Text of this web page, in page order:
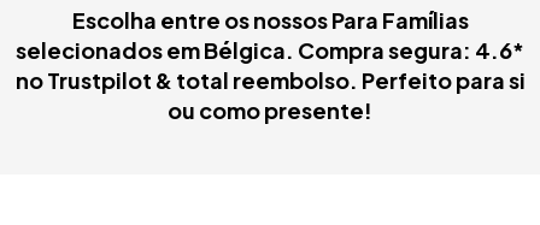
Escolha entre os nossos Para Famílias
selecionados em Bélgica. Compra segura: 4.6*
no Trustpilot & total reembolso. Perfeito para si
ou como presente!